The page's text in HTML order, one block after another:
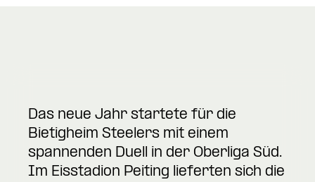
Das neue Jahr startete für die
Bietigheim Steelers mit einem
spannenden Duell in der Oberliga Süd.
Im Eisstadion Peiting lieferten sich die